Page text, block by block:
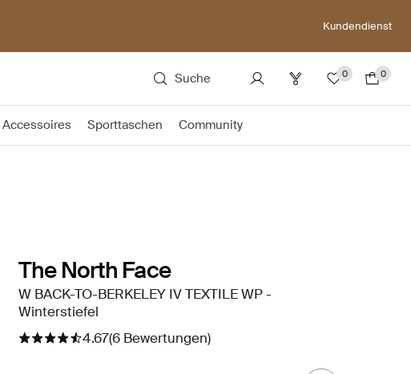
Kundendienst
Suche 0 0
Accessoires Sporttaschen Community
The North Face
W BACK-TO-BERKELEY IV TEXTILE WP -
Winterstiefel
4.67(6 Bewertungen)